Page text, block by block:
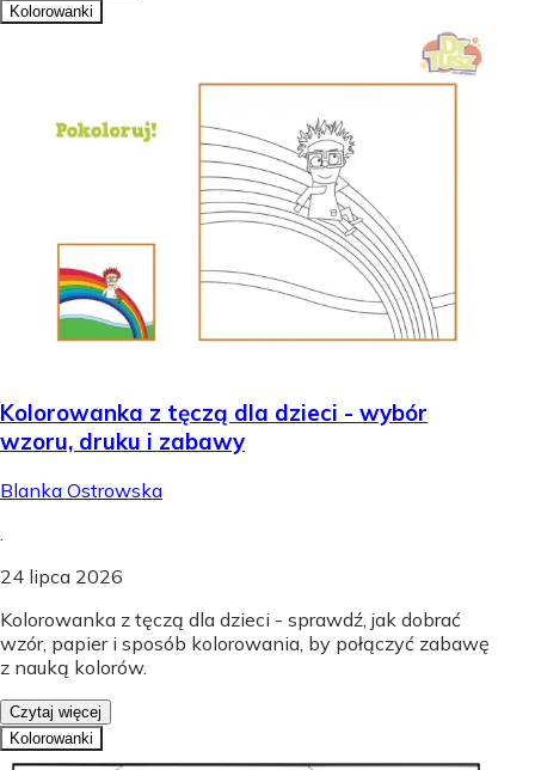
Kolorowanki
Kolorowanka z tęczą dla dzieci - wybór
wzoru, druku i zabawy
Blanka Ostrowska
24 lipca 2026
Kolorowanka z tęczą dla dzieci - sprawdź, jak dobrać
wzór, papier i sposób kolorowania, by połączyć zabawę
z nauką kolorów.
Czytaj więcej
Kolorowanki